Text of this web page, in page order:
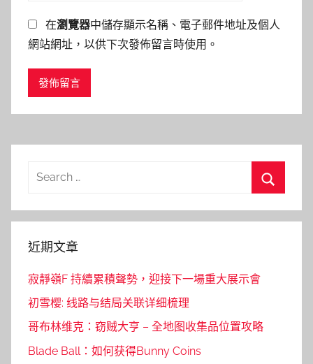
在瀏覽器中儲存顯示名稱、電子郵件地址及個人
網站網址，以供下次發佈留言時使用。
Search
近期文章
寂靜嶺F 持續累積聲勢，迎接下一場重大展示會
初雪樱: 线路与结局关联详细梳理
哥布林维克：窃贼大亨 – 全地图收集品位置攻略
Blade Ball：如何获得Bunny Coins